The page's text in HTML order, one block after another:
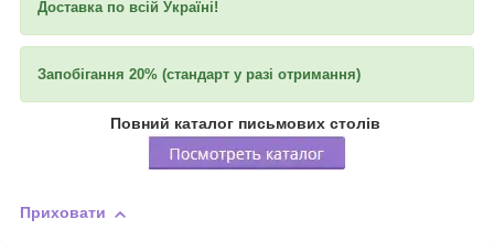
Доставка по всій Україні!
Запобігання 20% (стандарт у разі отримання)
Повний каталог письмових столів
Приховати